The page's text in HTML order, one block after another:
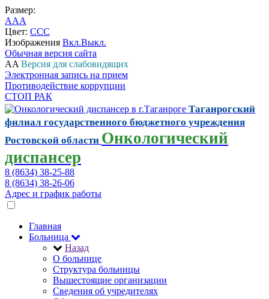
Размер:
AAA
Цвет: CCC
Изображения Вкл.Выкл.
Обычная версия сайта
AA Версия для слабовидящих
Электронная запись на прием
Противодействие коррупции
СТОП РАК
Таганрогский
филиал государственного бюджетного учреждения
Ростовской области Онкологический
диспансер
8 (8634) 38-25-88
8 (8634) 38-26-06
Адрес и график работы
Главная
Больница
Назад
О больнице
Структура больницы
Вышестоящие организации
Сведения об учредителях